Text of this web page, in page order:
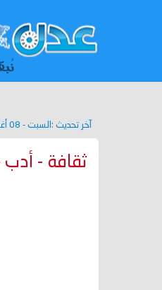
آخر تحديث : السبت - 08 أغسطس 2026 - 12:00 م
ثقافة -